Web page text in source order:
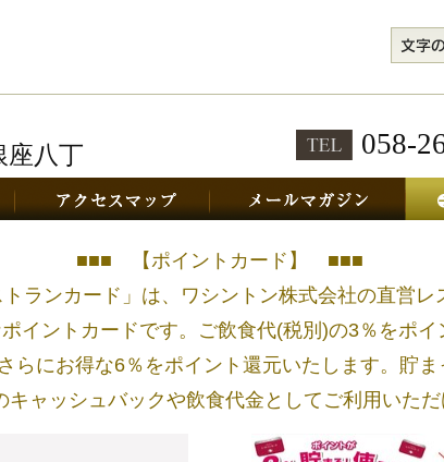
八丁 058-
メニュー アクセスマップ メー
■■■ 【ポイントカード】 ■■■
トランカード」は、ワシントン株式会社の直営レ
イントカードです。ご飲食代(税別)の3％をポ
らにお得な6％をポイント還元いたします。貯ま
キャッシュバックや飲食代金としてご利用いただ